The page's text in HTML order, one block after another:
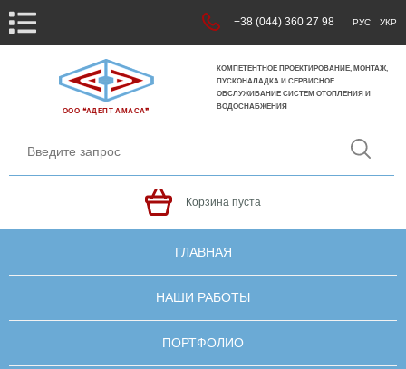
+38 (044) 360 27 98 РУС УКР
ООО ❝АДЕПТ АМАСА❞
КОМПЕТЕНТНОЕ ПРОЕКТИРОВАНИЕ, МОНТАЖ,
ПУСКОНАЛАДКА И СЕРВИСНОЕ
ОБСЛУЖИВАНИЕ СИСТЕМ ОТОПЛЕНИЯ И
ВОДОСНАБЖЕНИЯ
Корзина пуста
ГЛАВНАЯ
НАШИ РАБОТЫ
ПОРТФОЛИО